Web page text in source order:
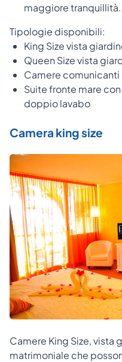
maggiore tranquillità.
Tipologie disponibili:
King Size vista
Queen Size vista
Camere comunicanti
Suite fronte mare
doppio lavabo
Camera king size
Camere King Size, vista
matrimoniale che